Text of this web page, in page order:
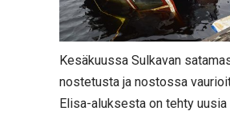
Kesäkuussa Sulkavan
nostetusta ja nostossa
Elisa-aluksesta on tehty uusia